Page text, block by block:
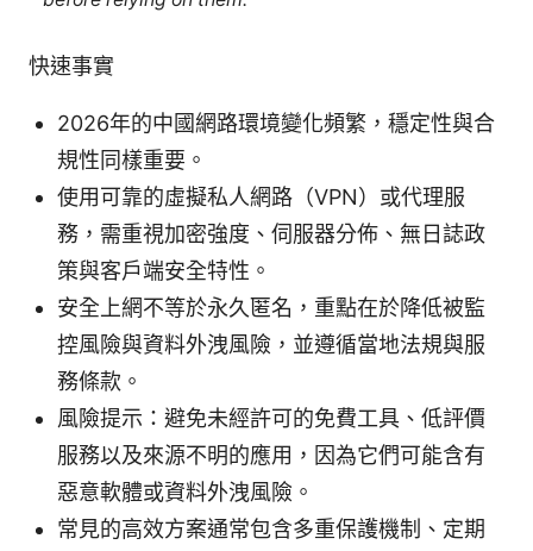
快速事實
2026年的中國網路環境變化頻繁，穩定性與合
規性同樣重要。
使用可靠的虛擬私人網路（VPN）或代理服
務，需重視加密強度、伺服器分佈、無日誌政
策與客戶端安全特性。
安全上網不等於永久匿名，重點在於降低被監
控風險與資料外洩風險，並遵循當地法規與服
務條款。
風險提示：避免未經許可的免費工具、低評價
服務以及來源不明的應用，因為它們可能含有
惡意軟體或資料外洩風險。
常見的高效方案通常包含多重保護機制、定期